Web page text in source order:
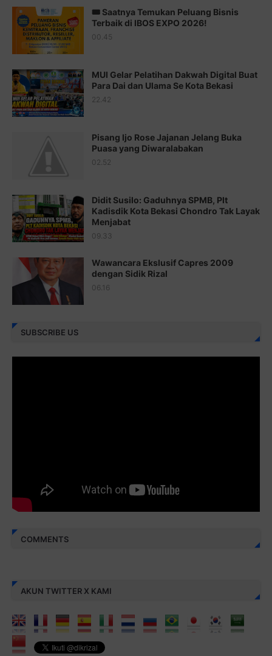
Juz 14 ⇨http://j.mp/2b8SUTA
Juz 15 ⇨http://j.mp/2bFRQIM
Juz 17 ⇨http://j.mp/2brHsFz
Juz 18 ⇨http://j.mp/2b8SCfc
http://j.mp/2bFSq95
http://j.mp/2brI1zc
Juz 22 ⇨http://j.mp/2bFRxNP
Juz 23 ⇨http://j.mp/2brItxm
Juz 25 ⇨ http://j.mp/2brImlf
Juz 26 ⇨http://j.mp/2bFRHF2
🎟️ Saatnya Temukan Peluang Bisnis
Terbaik di IBOS EXPO 2026!
00.45
MUI Gelar Pelatihan Dakwah Digital Buat
Para Dai dan Ulama Se Kota Bekasi
22.42
Pisang Ijo Rose Jajanan Jelang Buka
Puasa yang Diwaralabakan
02.52
Didit Susilo: Gaduhnya SPMB, Plt
Kadisdik Kota Bekasi Chondro Tak Layak
Menjabat
09.33
Wawancara Ekslusif Capres 2009
dengan Sidik Rizal
06.16
SUBSCRIBE US
COMMENTS
AKUN TWITTER X KAMI